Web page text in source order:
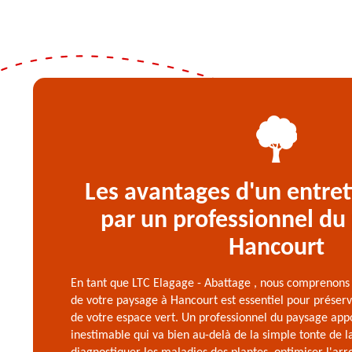
Les avantages d'un
par un professionnel du
Hancourt
En tant que LTC Elagage - Abattage , nous
de votre paysage à Hancourt est essentiel pour
de votre espace vert. Un professionnel du paysage
inestimable qui va bien au-delà de la simple tonte de